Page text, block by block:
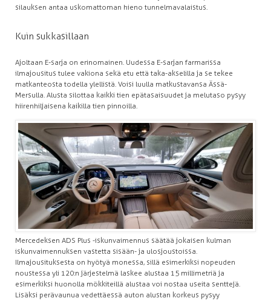
silauksen antaa uskomattoman hieno tunnelmavalaistus.
Kuin sukkasillaan
Ajoltaan E-sarja on erinomainen. Uudessa E-sarjan farmarissa
ilmajousitus tulee vakiona sekä etu että taka-akselilla ja se tekee
matkanteosta todella ylellistä. Voisi luulla matkustavansa Ässä-
Mersulla. Alusta silottaa kaikki tien epätasaisuudet ja melutaso pysyy
hiirenhiljaisena kaikilla tien pinnoilla.
Mercedeksen ADS Plus -iskunvaimennus säätää jokaisen kulman
iskunvaimennuksen vastetta sisään- ja ulosjoustoissa.
Ilmajousituksesta on hyötyä monessa, sillä esimerkiksi nopeuden
noustessa yli 120:n järjestelmä laskee alustaa 15 millimetriä ja
esimerkiksi huonolla mökkiteillä alustaa voi nostaa useita senttejä.
Lisäksi perävaunua vedettäessä auton alustan korkeus pysyy